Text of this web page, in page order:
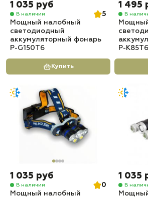
1 035 руб
В наличии
5
Мощный налобный
светодиодный
аккумуляторный фонарь
P-G150T6
Купить
1 495
В
P-K85T6
1 035 руб
В наличии
0
Мощный налобный
1 035
В